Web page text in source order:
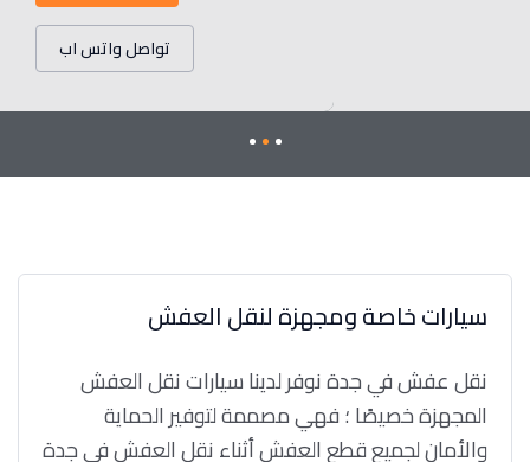
تواصل واتس اب
سيارات خاصة ومجهزة لنقل العفش
نقل عفش في جدة نوفر لدينا سيارات نقل العفش
المجهزة خصيصًا ؛ فهي مصممة لتوفير الحماية
والأمان لجميع قطع العفش أثناء نقل العفش في جدة